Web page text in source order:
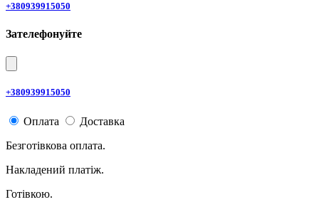
+380939915050
Зателефонуйте
+380939915050
Оплата
Доставка
Безготівкова оплата.
Накладений платіж.
Готівкою.